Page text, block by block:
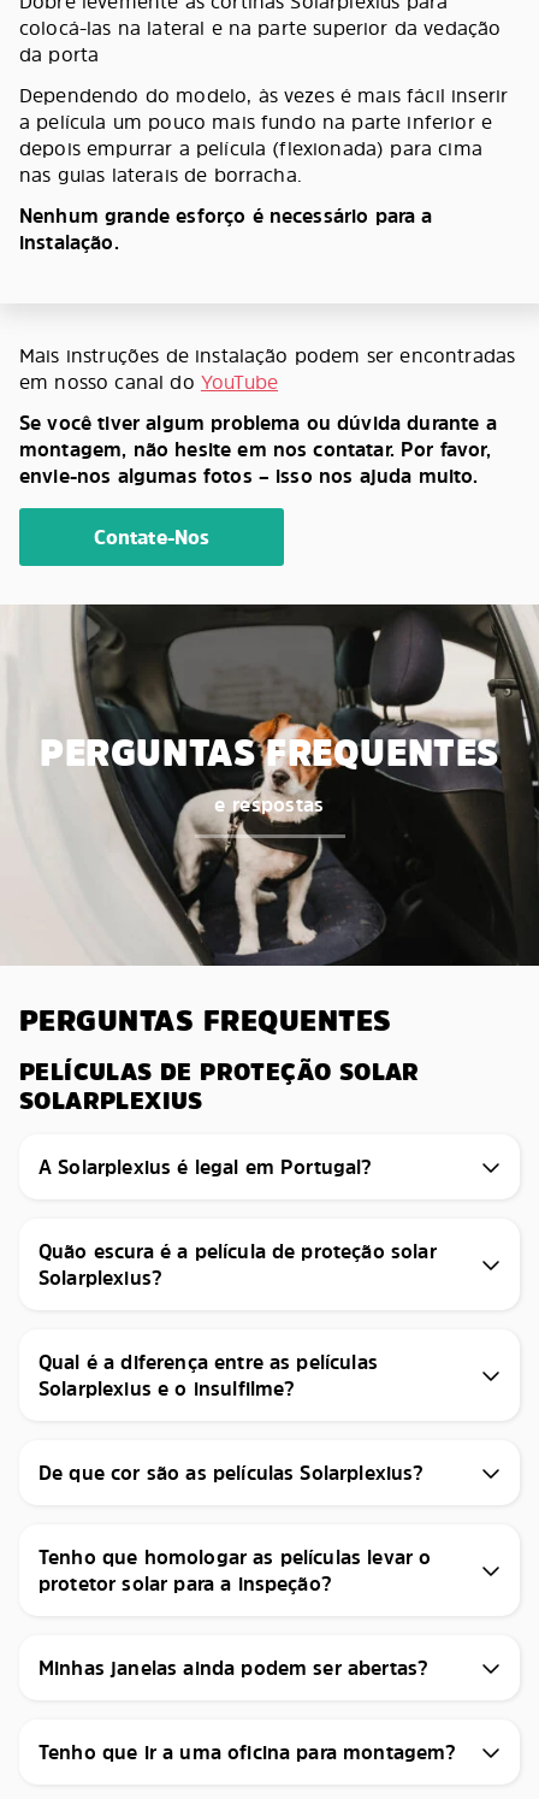
colocá-las na lateral e na parte superior da vedação
da porta
Dependendo do modelo, às vezes é mais fácil inserir
a película um pouco mais fundo na parte inferior e
depois empurrar a película (flexionada) para cima
nas guias laterais de borracha.
Nenhum grande esforço é necessário para a
instalação.
Mais instruções de instalação podem ser encontradas
em nosso canal do YouTube
Se você tiver algum problema ou dúvida durante a
montagem, não hesite em nos contatar. Por favor,
envie-nos algumas fotos – isso nos ajuda muito.
Contate-Nos
PERGUNTAS FREQUENTES
e respostas
PERGUNTAS FREQUENTES
PELÍCULAS DE PROTEÇÃO SOLAR
SOLARPLEXIUS
A Solarplexius é legal em Portugal?
Quão escura é a película de proteção solar
Solarplexius?
Qual é a diferença entre as películas
Solarplexius e o insulfilme?
De que cor são as películas Solarplexius?
Tenho que homologar as películas levar o
protetor solar para a inspeção?
Minhas janelas ainda podem ser abertas?
Tenho que ir a uma oficina para montagem?